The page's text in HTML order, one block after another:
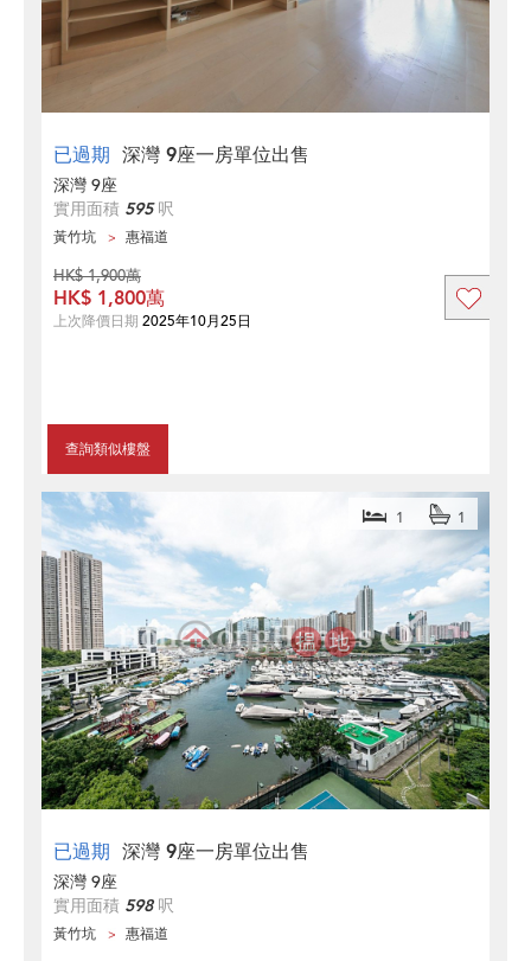
已過期 深灣 9座一房單位出售
深灣 9座
實用面積 595呎
黃竹坑 惠福道
查詢類似樓盤
HK$ 1,900萬
HK$ 1,800萬
上次降價日期 2025年10月25日
已過期 深灣 9座一房單位出售
1 1
深灣 9座
實用面積 598呎
黃竹坑 惠福道